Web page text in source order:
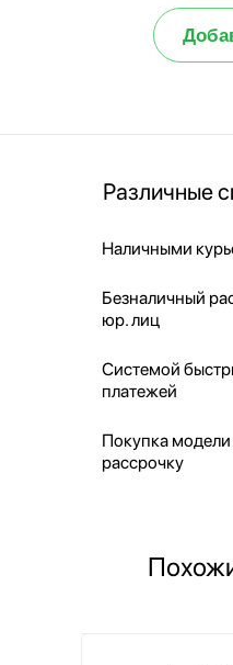
Различные
Наличными
Безналичный
юр. лиц
Системой
платежей
Покупка модели
рассрочку